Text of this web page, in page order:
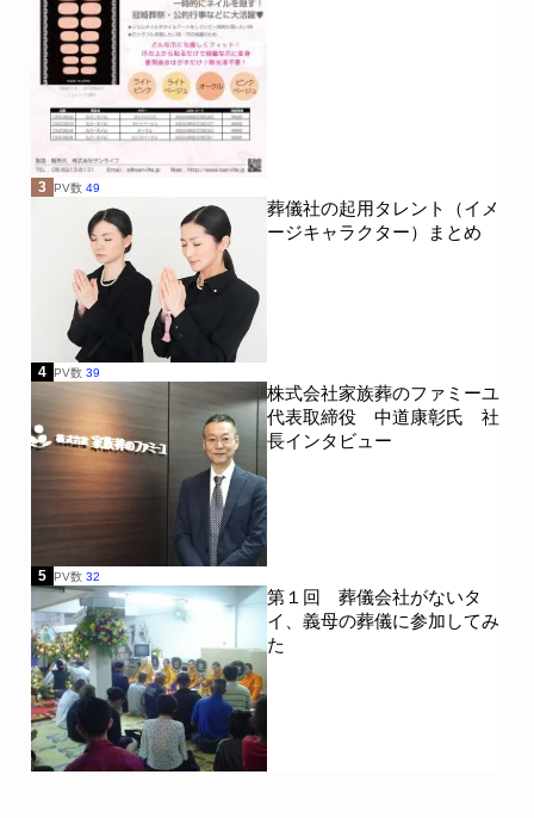
3 PV数 49
葬儀社の起用タレント（イメ
ージキャラクター）まとめ
4 PV数 39
株式会社家族葬のファミーユ
代表取締役 中道康彰氏 社
長インタビュー
5 PV数 32
第１回 葬儀会社がないタ
イ、義母の葬儀に参加してみ
た